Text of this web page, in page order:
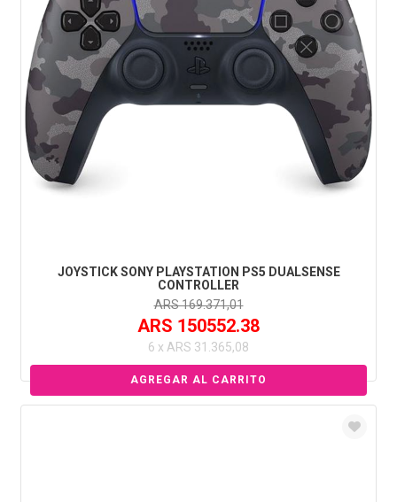
JOYSTICK SONY PLAYSTATION PS5 DUALSENSE
CONTROLLER
ARS 169.371,01
ARS 150552.38
6 x ARS 31.365,08